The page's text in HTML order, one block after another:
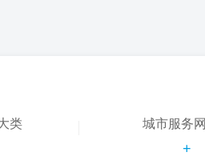
类 城市服务网
+